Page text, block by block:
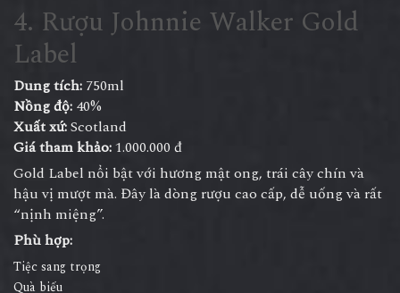
4. Rượu Johnnie Walker Gold
Label
Dung tích: 750ml
Nồng độ: 40%
Xuất xứ:Scotland
Giá tham khảo:1.000.000 đ
Gold Label nổi bật với hương mật ong, trái cây chín và
hậu vị mượt mà. Đây là dòng rượu cao cấp, dễ uống và rất
“nịnh miệng”.
Phù hợp:
Tiệc sang trọng
Quà biếu